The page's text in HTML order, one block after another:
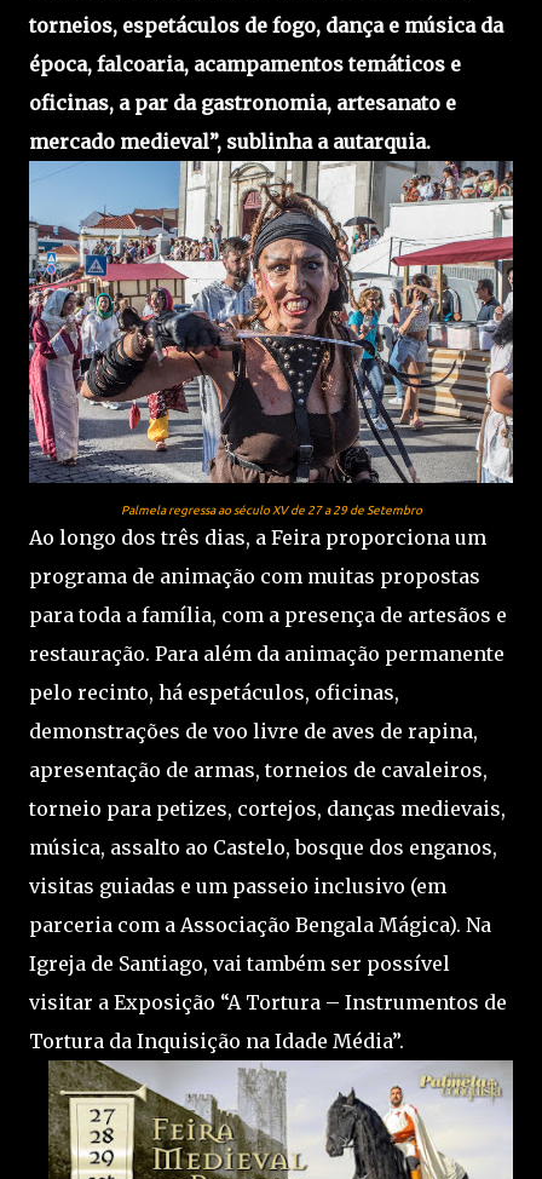
torneios, espetáculos de fogo, dança e música da
época, falcoaria, acampamentos temáticos e
oficinas, a par da gastronomia, artesanato e
mercado medieval”, sublinha a autarquia.
Palmela regressa ao século XV de 27 a 29 de Setembro
Ao longo dos três dias, a Feira proporciona um
programa de animação com muitas propostas
para toda a família, com a presença de artesãos e
restauração. Para além da animação permanente
pelo recinto, há espetáculos, oficinas,
demonstrações de voo livre de aves de rapina,
apresentação de armas, torneios de cavaleiros,
torneio para petizes, cortejos, danças medievais,
música, assalto ao Castelo, bosque dos enganos,
visitas guiadas e um passeio inclusivo (em
parceria com a Associação Bengala Mágica). Na
Igreja de Santiago, vai também ser possível
visitar a Exposição “A Tortura – Instrumentos de
Tortura da Inquisição na Idade Média”.